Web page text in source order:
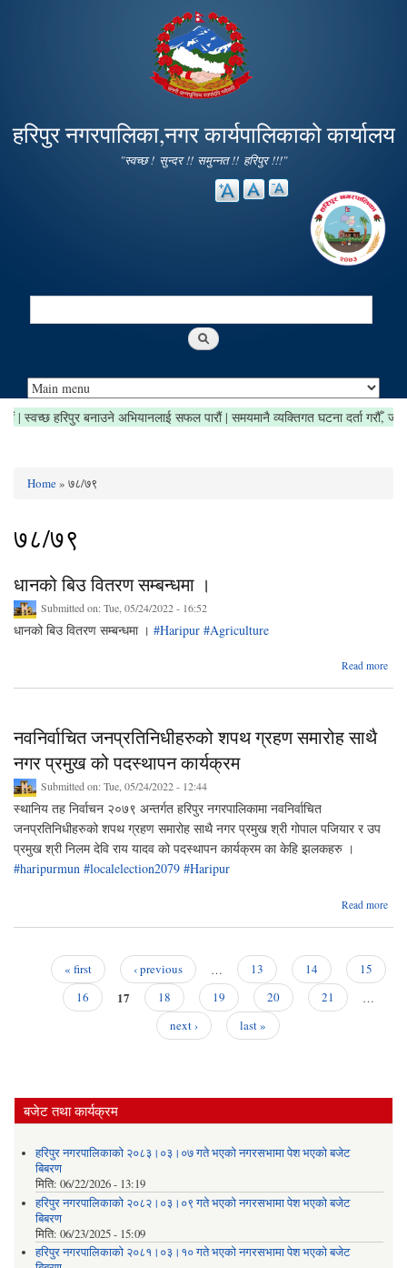
main
content
हरिपुर नगरपालिका,नगर कार्यपालिकाको कार्यालय
"स्वच्छ ! सुन्दर !! समुन्नत !! हरिपुर !!!"
Search
राखौं | स्वच्छ हरिपुर बनाउने अभियानलाई सफल पारौं | समयमानै व्यक्तिगत घटना दर्ता गरौँ,
You are here
Home» ७८/७९
७८/७९
धानको बिउ वितरण सम्बन्धमा ।
Submitted on:Tue, 05/24/2022 - 16:52
धानको बिउ वितरण सम्बन्धमा । #Haripur #Agriculture
Read more
नवनिर्वाचित जनप्रतिनिधीहरुको शपथ ग्रहण समारोह साथै
नगर प्रमुख को पदस्थापन कार्यक्रम
Submitted on:Tue, 05/24/2022 - 12:44
स्थानिय तह निर्वाचन २०७९ अन्तर्गत हरिपुर नगरपालिकामा नवनिर्वाचित
जनप्रतिनिधीहरुको शपथ ग्रहण समारोह साथै नगर प्रमुख श्री गोपाल पजियार र उप
प्रमुख श्री निलम देवि राय यादव को पदस्थापन कार्यक्रम का केहि झलकहरु ।
#haripurmun #localelection2079 #Haripur
Read more
« first ‹ previous … 13 14
15
16
17 18 19 20 21
…
next ›
last »
बजेट तथा कार्यक्रम
हरिपुर नगरपालिकाको २०८३।०३।०७ गते भएको नगरसभामा पेश भएको बजेट
बिबरण
मिति: 06/22/2026 - 13:19
हरिपुर नगरपालिकाको २०८२।०३।०९ गते भएको नगरसभामा पेश भएको बजेट
बिबरण
मिति: 06/23/2025 - 15:09
हरिपुर नगरपालिकाको २०८१।०३।१० गते भएको नगरसभामा पेश भएको बजेट